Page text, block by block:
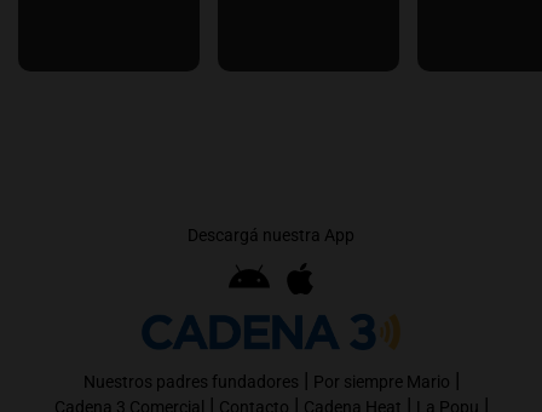
Descargá nuestra App
Nuestros padres fundadores | Por siempre Mario |
Cadena 3 Comercial | Contacto | Cadena Heat | La Popu |